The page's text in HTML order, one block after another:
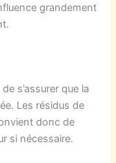
grandement
s’assurer que la
Les résidus de
donc de
si nécessaire.